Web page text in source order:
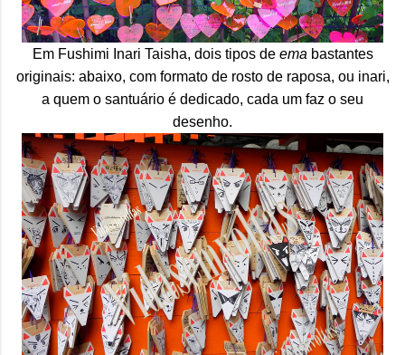
Em Fushimi Inari Taisha, dois tipos de ema bastantes
originais: abaixo, com formato de rosto de raposa, ou inari,
a quem o santuário é dedicado, cada um faz o seu
desenho.